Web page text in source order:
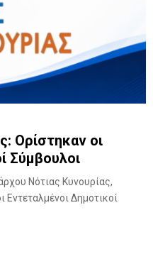
Ορίστηκαν οι
Σύμβουλοι
Νότιας Κυνουρίας,
Εντεταλμένοι Δημοτικοί